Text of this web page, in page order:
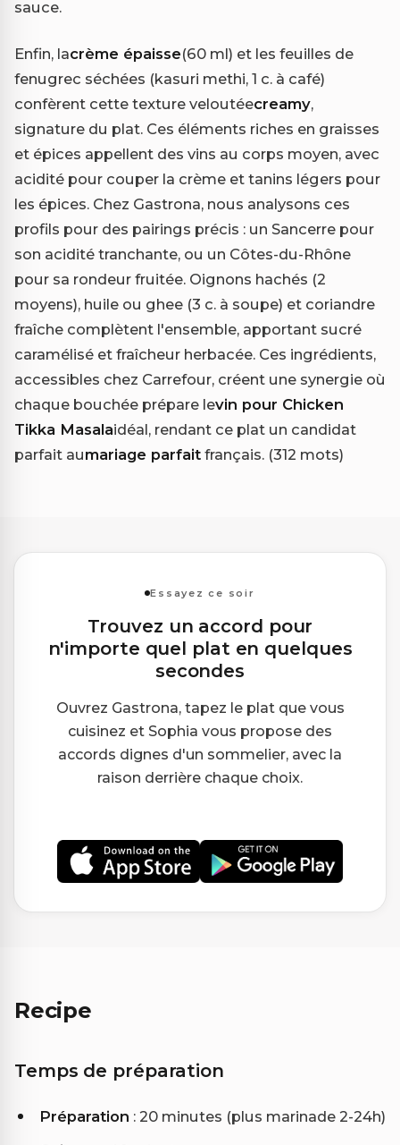
sauce.
Enfin, lacrème épaisse(60 ml) et les feuilles de
fenugrec séchées (kasuri methi, 1 c. à café)
confèrent cette texture veloutéecreamy,
signature du plat. Ces éléments riches en graisses
et épices appellent des vins au corps moyen, avec
acidité pour couper la crème et tanins légers pour
les épices. Chez Gastrona, nous analysons ces
profils pour des pairings précis : un Sancerre pour
son acidité tranchante, ou un Côtes-du-Rhône
pour sa rondeur fruitée. Oignons hachés (2
moyens), huile ou ghee (3 c. à soupe) et coriandre
fraîche complètent l'ensemble, apportant sucré
caramélisé et fraîcheur herbacée. Ces ingrédients,
accessibles chez Carrefour, créent une synergie où
chaque bouchée prépare levin pour Chicken
Tikka Masalaidéal, rendant ce plat un candidat
parfait aumariage parfait français. (312 mots)
Essayez ce soir
Trouvez un accord pour
n'importe quel plat en quelques
secondes
Ouvrez Gastrona, tapez le plat que vous
cuisinez et Sophia vous propose des
accords dignes d'un sommelier, avec la
raison derrière chaque choix.
Recipe
Temps de préparation
Préparation : 20 minutes (plus marinade 2-24h)